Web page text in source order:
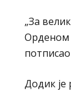
„За
Орденом
Додик je